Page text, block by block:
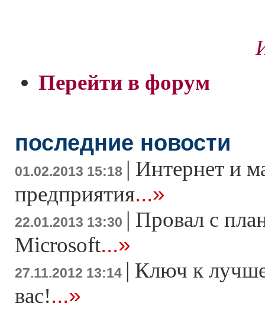
Перейти в форум
последние новости
01.02.2013 15:18 | Интернет и
предприятия...»
22.01.2013 13:30 | Провал с
Microsoft...»
27.11.2012 13:14 | Ключ к
вас!...»